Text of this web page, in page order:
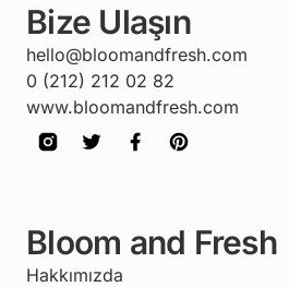
Bize Ulaşın
hello@bloomandfresh.com
0 (212) 212 02 82
www.bloomandfresh.com
Bloom and Fresh
Hakkımızda